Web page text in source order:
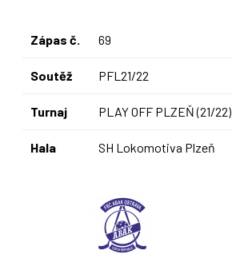
Zápas č. 69
Soutěž PFL21/22
Turnaj PLAY OFF PLZEŇ (21/22)
Hala SH Lokomotiva Plzeň